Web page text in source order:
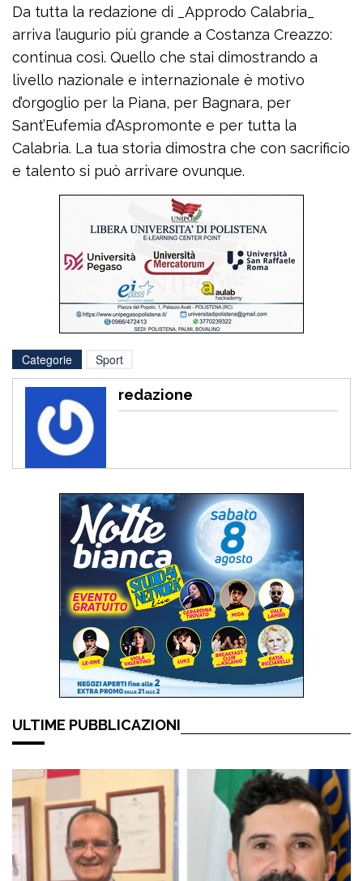
Da tutta la redazione di _Approdo Calabria_
arriva l’augurio più grande a Costanza Creazzo:
continua così. Quello che stai dimostrando a
livello nazionale e internazionale è motivo
d’orgoglio per la Piana, per Bagnara, per
Sant’Eufemia d’Aspromonte e per tutta la
Calabria. La tua storia dimostra che con sacrificio
e talento si può arrivare ovunque.
Categorie Sport
redazione
ULTIME PUBBLICAZIONI